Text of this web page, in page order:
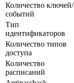
Количество ключей/
событий
Тип
идентификаторов
Количество типов
доступа
Количество
расписаний